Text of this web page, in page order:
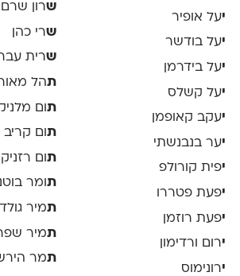
יעל אופיר
יעל בודשר
יעל בידרמן
יעל קשלס
יעקב קאופמן
יער בנבנשתי
יפית קורולפ
יפעת פטררו
יפעת רוזמן
ירום ורדימון
ירונימוס
שרון שרם
שרי כהן
שרית
תהל
ת ום
תום קריב
ת ום
תומר
תמיר
תמיר
תמר